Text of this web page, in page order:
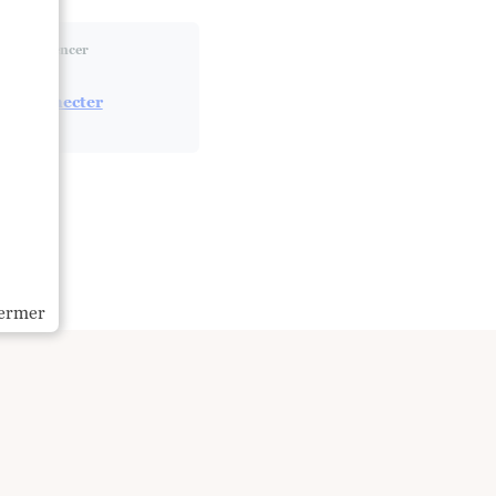
Commencer
Se Connecter